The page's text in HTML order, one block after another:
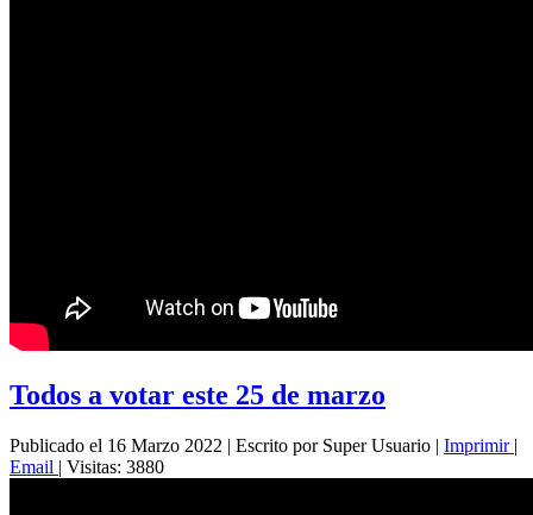
Todos a votar este 25 de marzo
Publicado el 16 Marzo 2022 | Escrito por Super Usuario | Imprimir |
Email | Visitas: 3880